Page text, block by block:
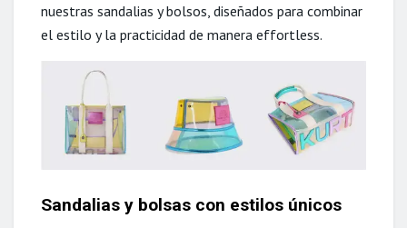
nuestras sandalias y bolsos, diseñados para combinar
el estilo y la practicidad de manera effortless.
Sandalias y bolsas con estilos únicos